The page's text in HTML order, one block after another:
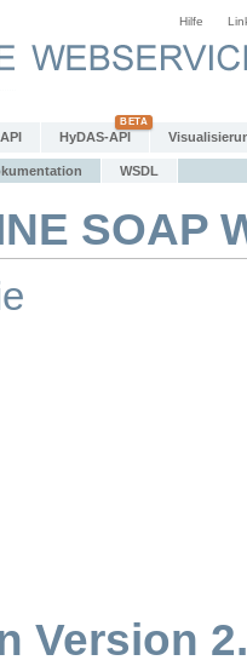
Hilfe
HyDAS-API
WSDL
SOAP
Version